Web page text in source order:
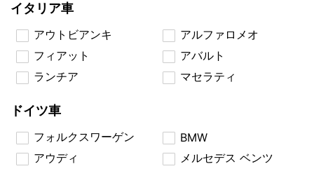
イタリア車
アウトビアンキ
アルファロメオ
フィアット
アバルト
ランチア
マセラティ
ドイツ車
フォルクスワーゲン
BMW
アウディ
メルセデス ベンツ